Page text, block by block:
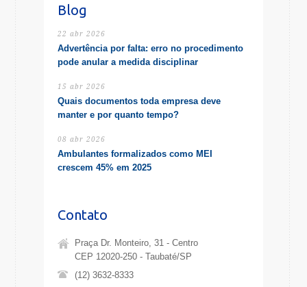
Blog
22 abr 2026
Advertência por falta: erro no procedimento
pode anular a medida disciplinar
15 abr 2026
Quais documentos toda empresa deve
manter e por quanto tempo?
08 abr 2026
Ambulantes formalizados como MEI
crescem 45% em 2025
Contato
Praça Dr. Monteiro, 31 - Centro
CEP 12020-250 - Taubaté/SP
(12) 3632-8333